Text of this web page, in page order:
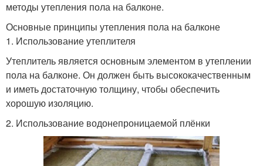
методы утепления пола на балконе.
Основные принципы утепления пола на балконе
1. Использование утеплителя
Утеплитель является основным элементом в утеплении
пола на балконе. Он должен быть высококачественным
и иметь достаточную толщину, чтобы обеспечить
хорошую изоляцию.
2. Использование водонепроницаемой плёнки